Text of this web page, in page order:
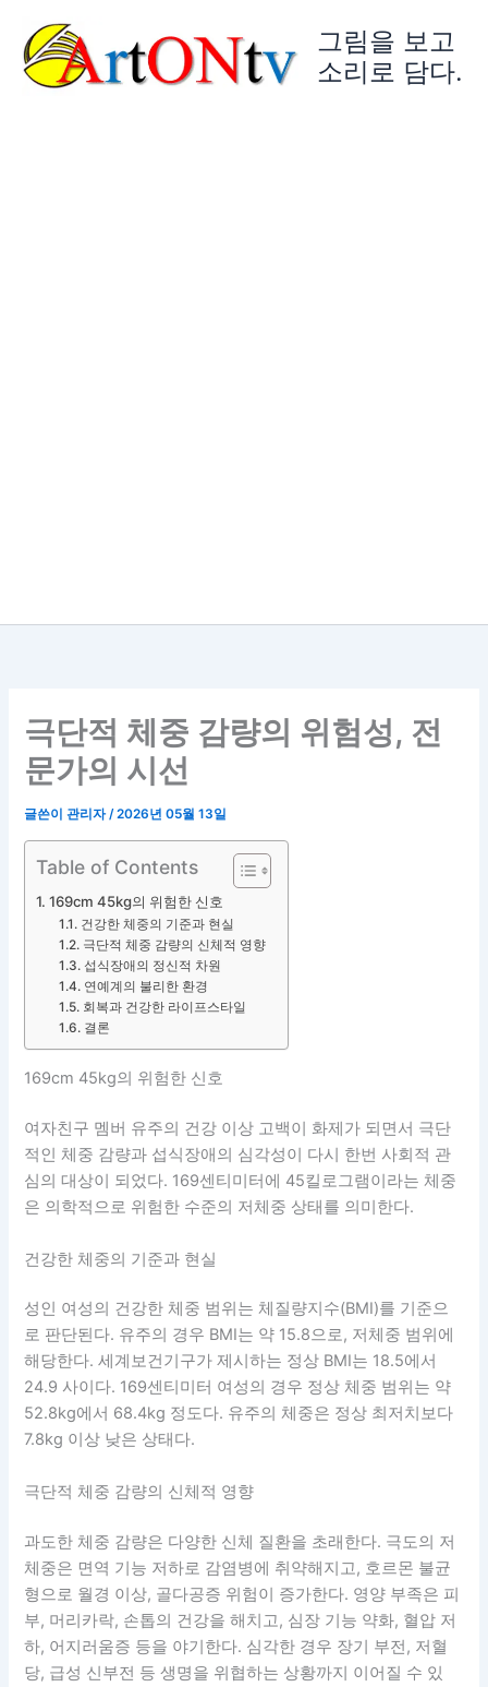
그림을 보고
소리로 담다.
극단적 체중 감량의 위험성, 전
문가의 시선
글쓴이관리자/2026년 05월 13일
Table of Contents
169cm 45kg의 위험한 신호
건강한 체중의 기준과 현실
극단적 체중 감량의 신체적 영향
섭식장애의 정신적 차원
연예계의 불리한 환경
회복과 건강한 라이프스타일
결론
169cm 45kg의 위험한 신호
여자친구 멤버 유주의 건강 이상 고백이 화제가 되면서 극단
적인 체중 감량과 섭식장애의 심각성이 다시 한번 사회적 관
심의 대상이 되었다. 169센티미터에 45킬로그램이라는 체중
은 의학적으로 위험한 수준의 저체중 상태를 의미한다.
건강한 체중의 기준과 현실
성인 여성의 건강한 체중 범위는 체질량지수(BMI)를 기준으
로 판단된다. 유주의 경우 BMI는 약 15.8으로, 저체중 범위에
해당한다. 세계보건기구가 제시하는 정상 BMI는 18.5에서
24.9 사이다. 169센티미터 여성의 경우 정상 체중 범위는 약
52.8kg에서 68.4kg 정도다. 유주의 체중은 정상 최저치보다
7.8kg 이상 낮은 상태다.
극단적 체중 감량의 신체적 영향
과도한 체중 감량은 다양한 신체 질환을 초래한다. 극도의 저
체중은 면역 기능 저하로 감염병에 취약해지고, 호르몬 불균
형으로 월경 이상, 골다공증 위험이 증가한다. 영양 부족은 피
부, 머리카락, 손톱의 건강을 해치고, 심장 기능 약화, 혈압 저
하, 어지러움증 등을 야기한다. 심각한 경우 장기 부전, 저혈
당, 급성 신부전 등 생명을 위협하는 상황까지 이어질 수 있